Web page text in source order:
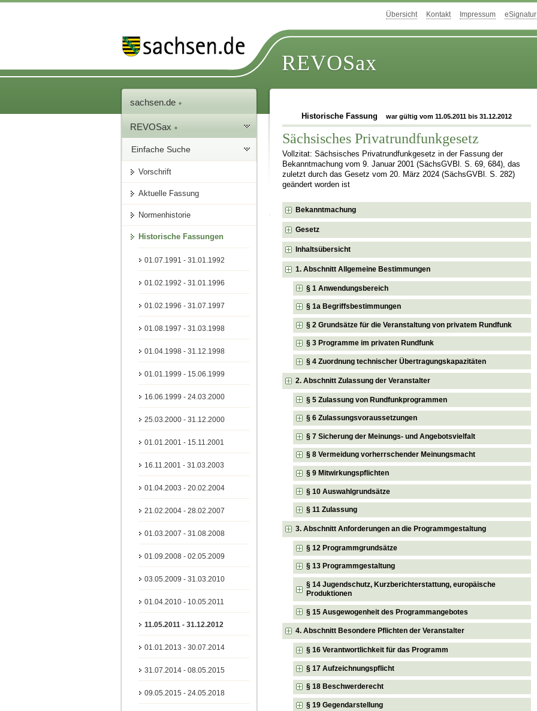
Übersicht Kontakt Impressum eSignatur
REVOSax
sachsen.de
REVOSax
Einfache Suche
Vorschrift
Aktuelle Fassung
Normenhistorie
Historische Fassungen
01.07.1991 - 31.01.1992
01.02.1992 - 31.01.1996
01.02.1996 - 31.07.1997
01.08.1997 - 31.03.1998
01.04.1998 - 31.12.1998
01.01.1999 - 15.06.1999
16.06.1999 - 24.03.2000
25.03.2000 - 31.12.2000
01.01.2001 - 15.11.2001
16.11.2001 - 31.03.2003
01.04.2003 - 20.02.2004
21.02.2004 - 28.02.2007
01.03.2007 - 31.08.2008
01.09.2008 - 02.05.2009
03.05.2009 - 31.03.2010
01.04.2010 - 10.05.2011
11.05.2011 - 31.12.2012
01.01.2013 - 30.07.2014
31.07.2014 - 08.05.2015
09.05.2015 - 24.05.2018
Historische Fassung war gültig vom 11.05.2011 bis 31.12.2012
Sächsisches Privatrundfunkgesetz
Vollzitat: Sächsisches Privatrundfunkgesetz in der Fassung der
Bekanntmachung vom 9. Januar 2001 (SächsGVBl. S. 69, 684), das
zuletzt durch das Gesetz vom 20. März 2024 (SächsGVBl. S. 282)
geändert worden ist
Bekanntmachung
Gesetz
Inhaltsübersicht
1. Abschnitt Allgemeine Bestimmungen
§ 1 Anwendungsbereich
§ 1a Begriffsbestimmungen
§ 2 Grundsätze für die Veranstaltung von privatem Rundfunk
§ 3 Programme im privaten Rundfunk
§ 4 Zuordnung technischer Übertragungskapazitäten
2. Abschnitt Zulassung der Veranstalter
§ 5 Zulassung von Rundfunkprogrammen
§ 6 Zulassungsvoraussetzungen
§ 7 Sicherung der Meinungs- und Angebotsvielfalt
§ 8 Vermeidung vorherrschender Meinungsmacht
§ 9 Mitwirkungspflichten
§ 10 Auswahlgrundsätze
§ 11 Zulassung
3. Abschnitt Anforderungen an die Programmgestaltung
§ 12 Programmgrundsätze
§ 13 Programmgestaltung
§ 14 Jugendschutz, Kurzberichterstattung, europäische
Produktionen
§ 15 Ausgewogenheit des Programmangebotes
4. Abschnitt Besondere Pflichten der Veranstalter
§ 16 Verantwortlichkeit für das Programm
§ 17 Aufzeichnungspflicht
§ 18 Beschwerderecht
§ 19 Gegendarstellung